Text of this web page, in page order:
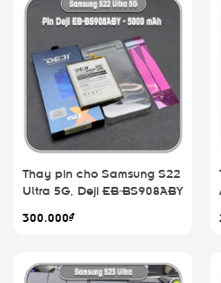
Thay pin cho Samsung S22
Ultra 5G, Deji EB-BS908ABY
300.000₫